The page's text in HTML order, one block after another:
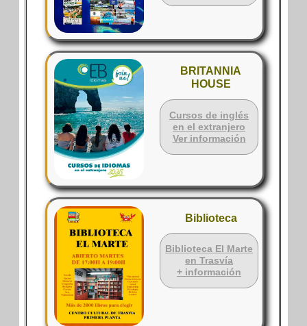
BRITANNIA
HOUSE
Cursos de inglés
en el extranjero
Ver información
Biblioteca
Biblioteca El Marte
en Trasvía
+ información